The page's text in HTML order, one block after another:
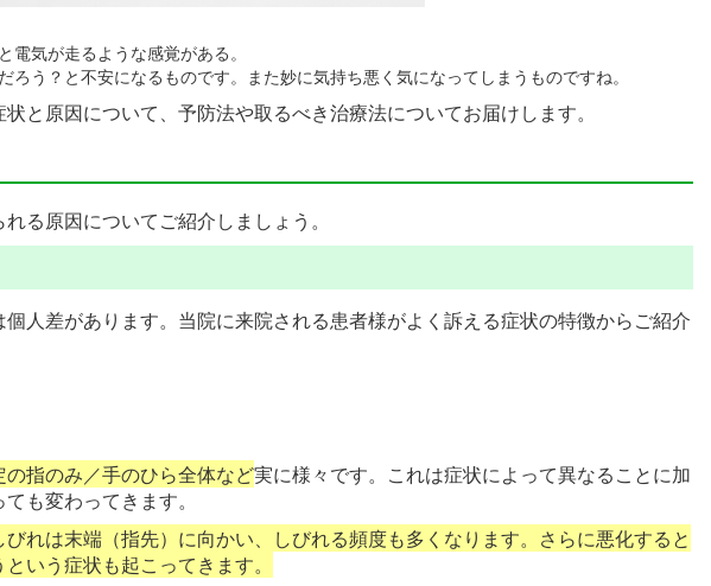
気が走るような感覚がある。
う？と不安になるものです。また妙に気持ち悪く気になってしまうものですね。
と原因について、予防法や取るべき治療法についてお届けします。
る原因についてご紹介しましょう。
人差があります。当院に来院される患者様がよく訴える症状の特徴からご紹介
指のみ／手のひら全体など実に様々です。これは症状によって異なることに加
も変わってきます。
れは末端（指先）に向かい、しびれる頻度も多くなります。さらに悪化すると
いう症状も起こってきます。